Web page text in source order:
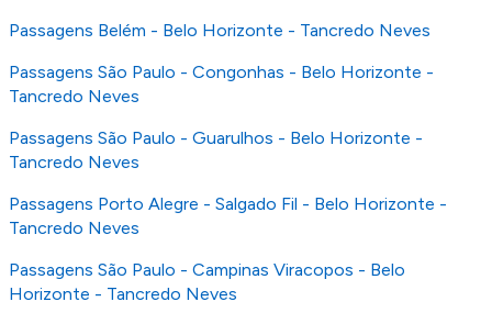
Passagens Belém - Belo Horizonte - Tancredo Neves
Passagens São Paulo - Congonhas - Belo Horizonte -
Tancredo Neves
Passagens São Paulo - Guarulhos - Belo Horizonte -
Tancredo Neves
Passagens Porto Alegre - Salgado Fil - Belo Horizonte -
Tancredo Neves
Passagens São Paulo - Campinas Viracopos - Belo
Horizonte - Tancredo Neves